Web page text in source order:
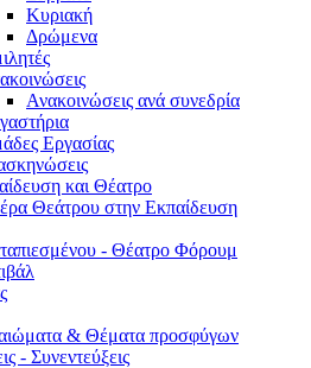
Κυριακή
Δρώμενα
Ανακοινώσεις ανά συνεδρία
Εργασίας
και Θέατρο
Θεάτρου στην Εκπαίδευση
- Θέατρο Φόρουμ
& Θέματα προσφύγων
- Συνεντεύξεις